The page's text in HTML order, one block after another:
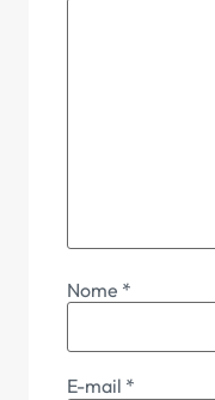
Nome *
E-mail *